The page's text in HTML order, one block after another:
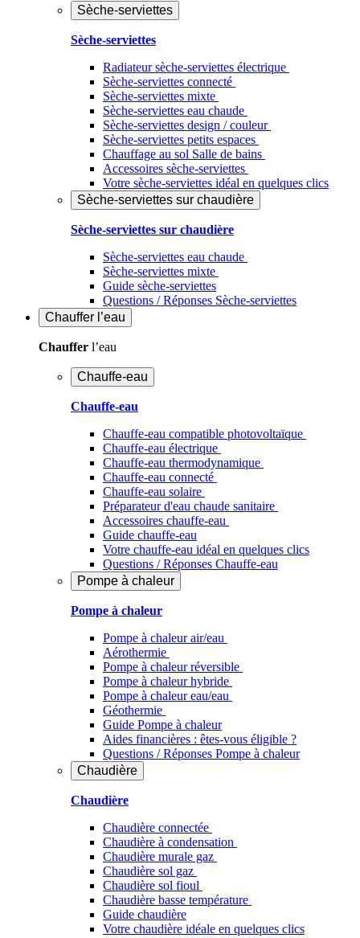
Sèche-serviettes
Sèche-serviettes
Radiateur sèche-serviettes électrique
Sèche-serviettes connecté
Sèche-serviettes mixte
Sèche-serviettes eau chaude
Sèche-serviettes design / couleur
Sèche-serviettes petits espaces
Chauffage au sol Salle de bains
Accessoires sèche-serviettes
Votre sèche-serviettes idéal en quelques clics
Sèche-serviettes sur chaudière
Sèche-serviettes sur chaudière
Sèche-serviettes eau chaude
Sèche-serviettes mixte
Guide sèche-serviettes
Questions / Réponses Sèche-serviettes
Chauffer l’eau
Chauffer l’eau
Chauffe-eau
Chauffe-eau
Chauffe-eau compatible photovoltaïque
Chauffe-eau électrique
Chauffe-eau thermodynamique
Chauffe-eau connecté
Chauffe-eau solaire
Préparateur d'eau chaude sanitaire
Accessoires chauffe-eau
Guide chauffe-eau
Votre chauffe-eau idéal en quelques clics
Questions / Réponses Chauffe-eau
Pompe à chaleur
Pompe à chaleur
Pompe à chaleur air/eau
Aérothermie
Pompe à chaleur réversible
Pompe à chaleur hybride
Pompe à chaleur​ eau/eau
Géothermie
Guide Pompe à chaleur
Aides financières : êtes-vous éligible ?
Questions / Réponses Pompe à chaleur
Chaudière
Chaudière
Chaudière connectée
Chaudière à condensation
Chaudière murale gaz
Chaudière sol gaz
Chaudière sol fioul
Chaudière basse température
Guide chaudière
Votre chaudière idéale en quelques clics